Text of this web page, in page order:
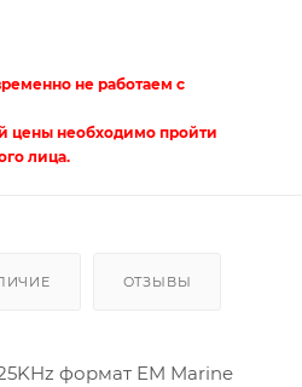
не работаем с
цены необходимо пройти
лица.
ОТЗЫВЫ
формат EM Marine